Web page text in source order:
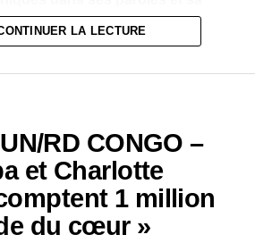
évoquent une « belle île » et
à la beauté du peuple latino-
de All stars de s’approprier de “La
faire un cocktail explosif de lyrique à la
avec des paroles renversantes. Le
les rythmes du Mbalakh, musique
elles parlent de fêtes, de joie
partagé entre amis.
LA LECTURE
RD CONGO –
et Charlotte
1 million
du cœur »